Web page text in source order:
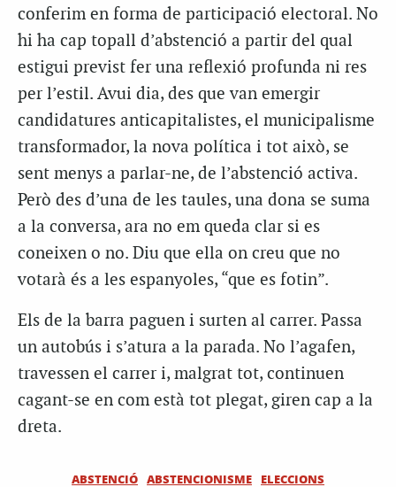
conferim en forma de participació electoral. No
hi ha cap topall d’abstenció a partir del qual
estigui previst fer una reflexió profunda ni res
per l’estil. Avui dia, des que van emergir
candidatures anticapitalistes, el municipalisme
transformador, la nova política i tot això, se
sent menys a parlar-ne, de l’abstenció activa.
Però des d’una de les taules, una dona se suma
a la conversa, ara no em queda clar si es
coneixen o no. Diu que ella on creu que no
votarà és a les espanyoles, “que es fotin”.
Els de la barra paguen i surten al carrer. Passa
un autobús i s’atura a la parada. No l’agafen,
travessen el carrer i, malgrat tot, continuen
cagant-se en com està tot plegat, giren cap a la
dreta.
ABSTENCIÓ ABSTENCIONISME ELECCIONS